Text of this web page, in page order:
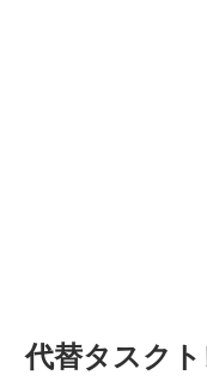
代替タスクト